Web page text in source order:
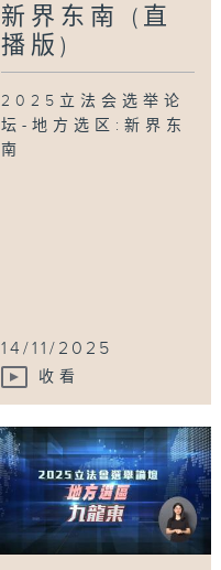
新界东南 (直
播版)
2025立法会选举论
坛-地方选区:新界东
南
14/11/2025
收看